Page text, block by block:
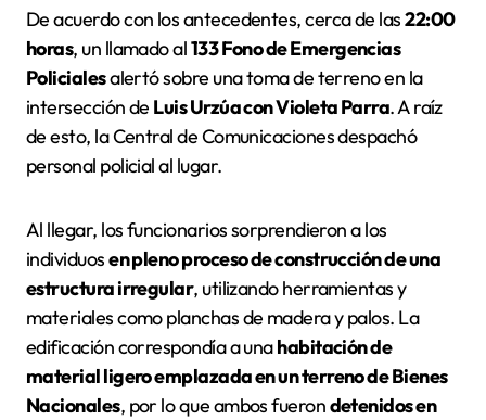
De acuerdo con los antecedentes, cerca de las22:00
horas, un llamado al133 Fono de Emergencias
Policialesalertó sobre una toma de terreno en la
intersección de Luis Urzúa con Violeta Parra. A raíz
de esto, la Central de Comunicaciones despachó
personal policial al lugar.
Al llegar, los funcionarios sorprendieron a los
individuosen pleno proceso de construcción de una
estructura irregular, utilizando herramientas y
materiales como planchas de madera y palos. La
edificación correspondía a unahabitación de
material ligero emplazada en un terreno de Bienes
Nacionales, por lo que ambos fuerondetenidos en